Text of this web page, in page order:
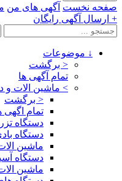
صفحه نخست آگهی های من
+ ارسال آگهی رایگان
↓ موضوعات
< برگشت
تمام آگهی ها
> ماشین الات و
< برگشت
تمام اگهی
دستگاه
دستگاه
ماشین
دستگاه
ماشین